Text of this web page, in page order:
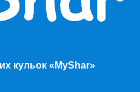
кульок «MyShar»